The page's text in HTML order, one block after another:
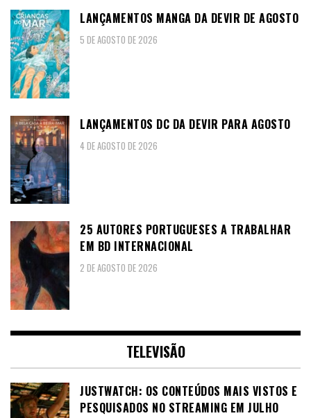
LANÇAMENTOS MANGA DA DEVIR DE AGOSTO
5 DE AGOSTO DE 2026
LANÇAMENTOS DC DA DEVIR PARA AGOSTO
4 DE AGOSTO DE 2026
25 AUTORES PORTUGUESES A TRABALHAR
EM BD INTERNACIONAL
2 DE AGOSTO DE 2026
TELEVISÃO
JUSTWATCH: OS CONTEÚDOS MAIS VISTOS E
PESQUISADOS NO STREAMING EM JULHO